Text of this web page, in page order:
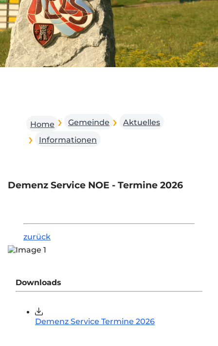
Home Gemeinde
Aktuelles
Informationen
Demenz Service NOE - Termine 2026
zurück
Downloads
Demenz Service Termine 2026